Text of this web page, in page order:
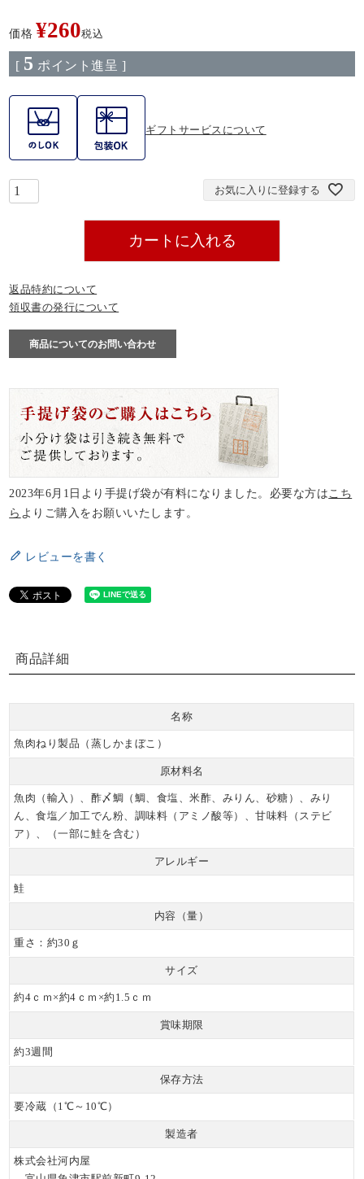
価格 ¥260税込
[ 5 ポイント進呈 ]
ギフトサービスについて
お気に入りに登録する
カートに入れる
返品特約について
領収書の発行について
商品についてのお問い合わせ
2023年6月1日より手提げ袋が有料になりました。必要な方はこち
ら よりご購入をお願いいたします。
レビューを書く
商品詳細
名称
魚肉ねり製品（蒸しかまぼこ）
原材料名
魚肉（輸入）、酢〆鯛（鯛、食塩、米酢、みりん、砂糖）、みり
ん、食塩／加工でん粉、調味料（アミノ酸等）、甘味料（ステビ
ア）、（一部に鮭を含む）
アレルギー
鮭
内容（量）
重さ：約30ｇ
サイズ
約4ｃｍ×約4ｃｍ×約1.5ｃｍ
賞味期限
約3週間
保存方法
要冷蔵（1℃～10℃）
製造者
株式会社河内屋